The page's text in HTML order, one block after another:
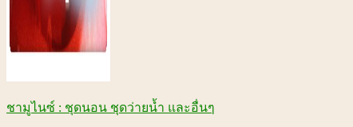
ชามูไนซ์ : ชุดนอน ชุดว่ายน้ำ และอื่นๆ